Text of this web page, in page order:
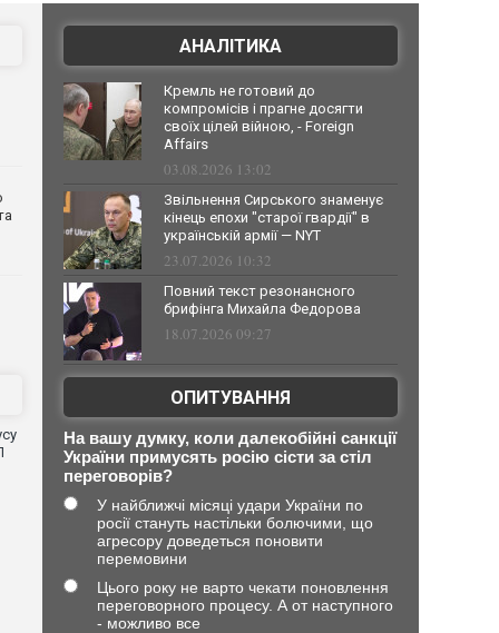
АНАЛІТИКА
Кремль не готовий до
компромісів і прагне досягти
своїх цілей війною, - Foreign
Affairs
03.08.2026 13:02
Звільнення Сирського знаменує
кінець епохи "старої гвардії" в
українській армії — NYT
23.07.2026 10:32
Повний текст резонансного
брифінга Михайла Федорова
18.07.2026 09:27
ОПИТУВАННЯ
На вашу думку, коли далекобійні санкції
України примусять росію сісти за стіл
переговорів?
У найближчі місяці удари України по
росії стануть настільки болючими, що
агресору доведеться поновити
перемовини
Цього року не варто чекати поновлення
переговорного процесу. А от наступного
- можливо все